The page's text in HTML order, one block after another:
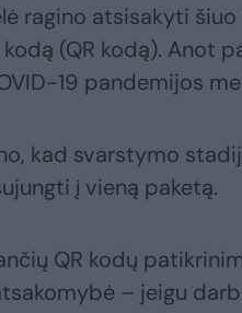
ragino atsisakyti
(QR kodą). Anot
19 pandemijos
kad svarstymo
į vieną paketą.
QR kodų
– jeigu